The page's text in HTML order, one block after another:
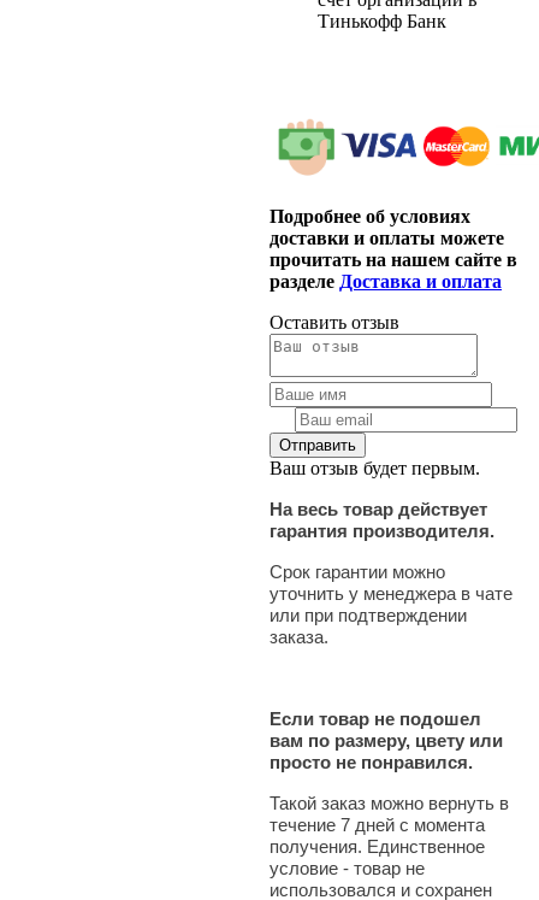
Тинькофф Банк
Подробнее об условиях
доставки и оплаты можете
прочитать на нашем сайте в
разделе Доставка и оплата
Оставить отзыв
Ваш отзыв будет первым.
На весь товар действует
гарантия производителя.
Срок гарантии можно
уточнить у менеджера в чате
или при подтверждении
заказа.
Если товар не подошел
вам по размеру, цвету или
просто не понравился.
Такой заказ можно вернуть в
течение 7 дней с момента
получения. Единственное
условие - товар не
использовался и сохранен